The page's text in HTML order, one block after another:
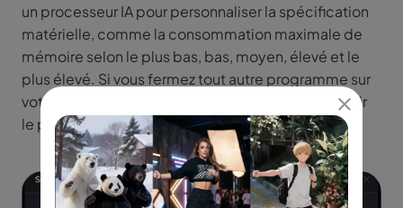
un processeur IA pour personnaliser la spécification
matérielle, comme la consommation maximale de
mémoire selon le plus bas, bas, moyen, élevé et le
plus élevé. Si vous fermez tout autre programme sur
votre système, alors seulement vous devriez choisir
le plus élevé.